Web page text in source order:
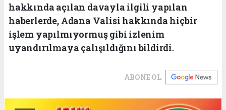
hakkında açılan davayla ilgili yapılan
haberlerde, Adana Valisi hakkında hiçbir
işlem yapılmıyormuş gibi izlenim
uyandırılmaya çalışıldığını bildirdi.
ABONE OL